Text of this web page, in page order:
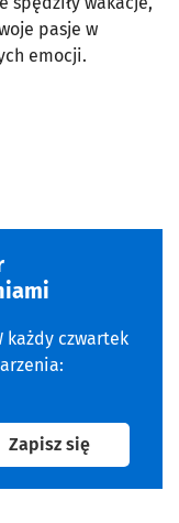
pasje w
emocji.
w nowej karcie
każdy czwartek
Zapisz sięna